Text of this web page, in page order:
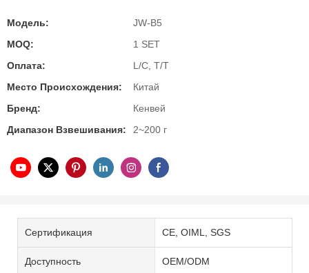
Модель:
JW-B5
MOQ:
1 SET
Оплата:
L/C, T/T
Место Происхождения:
Китай
Бренд:
Кенвей
Диапазон Взвешивания:
2~200 г
Сертификация CE, OIML, SGS
Доступность OEM/ODM